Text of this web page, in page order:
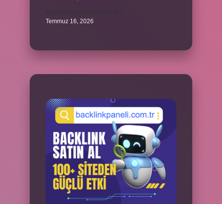
Temmuz 16, 2026